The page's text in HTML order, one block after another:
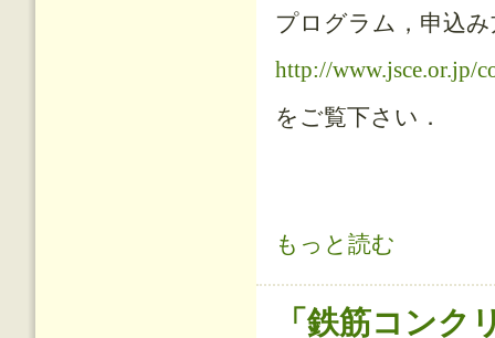
プログラム，申込
http://www.jsce.or.jp/
をご覧下さい．
「大河津分水可動堰記録保存検討
もっと読む
「鉄筋コンク